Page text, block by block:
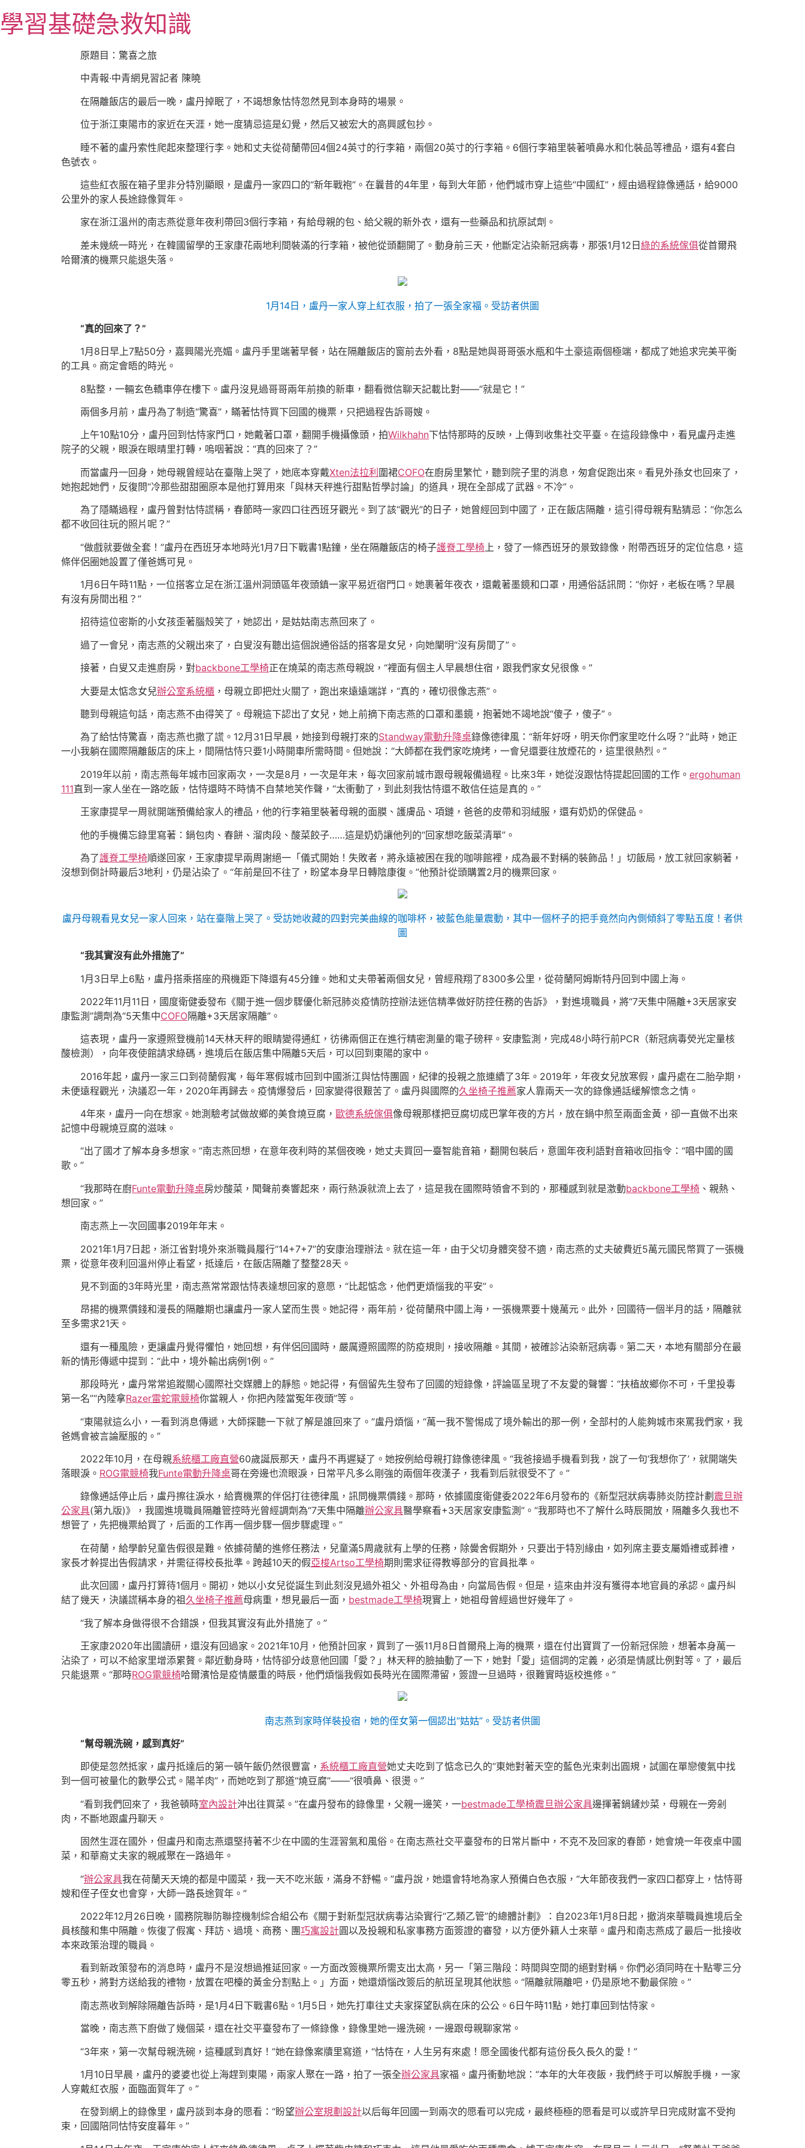
至
主
學習基礎急救知識
原題目：驚喜之旅
中青報·中青網見習記者 陳曉
在隔離飯店的最后一晚，盧丹掉眠了，不竭想象怙恃忽然見到本身時的場景。
位于浙江東陽市的家近在天涯，她一度猜忌這是幻覺，然后又被宏大的高興感包抄。
睡不著的盧丹索性爬起來整理行李。她和丈夫從荷蘭帶回4個24英寸的行李箱，兩個20英寸的行李箱。6個行李箱里裝著噴鼻水和化裝品等禮品，還有4套白
色號衣。
這些紅衣服在箱子里非分特別顯眼，是盧丹一家四口的“新年戰袍”。在曩昔的4年里，每到大年節，他們城市穿上這些“中國紅”，經由過程錄像通話，給9000
公里外的家人長途錄像賀年。
家在浙江溫州的南志燕從意年夜利帶回3個行李箱，有給母親的包、給父親的新外衣，還有一些藥品和抗原試劑。
差未幾統一時光，在韓國留學的王家康花兩地利間裝滿的行李箱，被他從頭翻開了。動身前三天，他斷定沾染新冠病毒，那張1月12日綠的系統傢俱從首爾飛
哈爾濱的機票只能退失落。
1月14日，盧丹一家人穿上紅衣服，拍了一張全家福。受訪者供圖
“真的回來了？”
1月8日早上7點50分，嘉興陽光亮媚。盧丹手里端著早餐，站在隔離飯店的窗前去外看，8點是她與哥哥張水瓶和牛土豪這兩個極端，都成了她追求完美平衡
的工具。商定會晤的時光。
8點整，一輛玄色轎車停在樓下。盧丹沒見過哥哥兩年前換的新車，翻看微信聊天記載比對——“就是它！”
兩個多月前，盧丹為了制造“驚喜”，瞞著怙恃買下回國的機票，只把過程告訴哥嫂。
上午10點10分，盧丹回到怙恃家門口，她戴著口罩，翻開手機攝像頭，拍Wilkhahn下怙恃那時的反映，上傳到收集社交平臺。在這段錄像中，看見盧丹走進
院子的父親，眼淚在眼晴里打轉，嗚咽著說：“真的回來了？”
而當盧丹一回身，她母親曾經站在臺階上哭了，她底本穿戴Xten法拉利圍裙COFO在廚房里繁忙，聽到院子里的消息，匆倉促跑出來。看見外孫女也回來了，
她抱起她們，反復問“冷那些甜甜圈原本是他打算用來「與林天秤進行甜點哲學討論」的道具，現在全部成了武器。不冷”。
為了隱瞞過程，盧丹曾對怙恃謊稱，春節時一家四口往西班牙觀光。到了該“觀光”的日子，她曾經回到中國了，正在飯店隔離，這引得母親有點猜忌：“你怎么
都不收回往玩的照片呢？”
“做戲就要做全套！”盧丹在西班牙本地時光1月7日下戰書1點鐘，坐在隔離飯店的椅子護脊工學椅 上，發了一條西班牙的景致錄像，附帶西班牙的定位信息，這
條伴侶圈她設置了僅爸媽可見。
1月6日午時11點，一位搭客立足在浙江溫州洞頭區年夜頭鎮一家平易近宿門口。她裹著年夜衣，還戴著墨鏡和口罩，用通俗話訊問：“你好，老板在嗎？早晨
有沒有房間出租？”
招待這位密斯的小女孩歪著腦殼笑了，她認出，是姑姑南志燕回來了。
過了一會兒，南志燕的父親出來了，白叟沒有聽出這個說通俗話的搭客是女兒，向她闡明“沒有房間了”。
接著，白叟又走進廚房，對backbone工學椅正在燒菜的南志燕母親說，“裡面有個主人早晨想住宿，跟我們家女兒很像。”
大要是太惦念女兒辦公室系統櫃 ，母親立即把灶火關了，跑出來遠遠端詳，“真的，確切很像志燕”。
聽到母親這句話，南志燕不由得笑了。母親這下認出了女兒，她上前摘下南志燕的口罩和墨鏡，抱著她不竭地說“傻子，傻子”。
為了給怙恃驚喜，南志燕也撒了謊。12月31日早晨，她接到母親打來的Standway電動升降桌錄像德律風：“新年好呀，明天你們家里吃什么呀？”此時，她正
一小我躺在國際隔離飯店的床上，間隔怙恃只要1小時開車所需時間。但她說：“大師都在我們家吃燒烤，一會兒還要往放煙花的，這里很熱烈。”
2019年以前，南志燕每年城市回家兩次，一次是8月，一次是年末，每次回家前城市跟母親報備過程。比來3年，她從沒跟怙恃提起回國的工作。 ergohuman
111直到一家人坐在一路吃飯，怙恃還時不時情不自禁地笑作聲，“太衝動了，到此刻我怙恃還不敢信任這是真的。”
王家康提早一周就開端預備給家人的禮品，他的行李箱里裝著母親的面膜、護膚品、項鏈，爸爸的皮帶和羽絨服，還有奶奶的保健品。
他的手機備忘錄里寫著：鍋包肉、春餅、溜肉段、酸菜餃子……這是奶奶讓他列的“回家想吃飯菜清單”。
為了護脊工學椅順遂回家，王家康提早兩周謝絕一「儀式開始！失敗者，將永遠被困在我的咖啡館裡，成為最不對稱的裝飾品！」切飯局，放工就回家躺著，
沒想到倒計時最后3地利，仍是沾染了。“年前是回不往了，盼望本身早日轉陰康復。”他預計從頭購置2月的機票回家。
盧丹母親看見女兒一家人回來，站在臺階上哭了。受訪她收藏的四對完美曲線的咖啡杯，被藍色能量震動，其中一個杯子的把手竟然向內側傾斜了零點五度！者供
圖
“我其實沒有此外措施了”
1月3日早上6點，盧丹搭乘搭座的飛機距下降還有45分鐘。她和丈夫帶著兩個女兒，曾經飛翔了8300多公里，從荷蘭阿姆斯特丹回到中國上海。
2022年11月11日，國度衛健委發布《關于進一個步驟優化新冠肺炎疫情防控辦法迷信精準做好防控任務的告訴》，對進境職員，將“7天集中隔離+3天居家安
康監測”調劑為“5天集中COFO隔離+3天居家隔離”。
這表現，盧丹一家遵照登機前14天林天秤的眼睛變得通紅，彷彿兩個正在進行精密測量的電子磅秤。安康監測，完成48小時行前PCR（新冠病毒熒光定量核
酸檢測），向年夜使館請求綠碼，進境后在飯店集中隔離5天后，可以回到東陽的家中。
2016年起，盧丹一家三口到荷蘭假寓，每年寒假城市回到中國浙江與怙恃團圓，紀律的投親之旅連續了3年。2019年，年夜女兒放寒假，盧丹處在二胎孕期，
未便遠程觀光，決議忍一年，2020年再歸去。疫情爆發后，回家變得很艱苦了。盧丹與國際的久坐椅子推薦家人靠兩天一次的錄像通話緩解懷念之情。
4年來，盧丹一向在想家。她測驗考試做故鄉的美食燒豆腐， 歐德系統傢俱像母親那樣把豆腐切成巴掌年夜的方片，放在鍋中煎至兩面金黃，卻一直做不出來
記憶中母親燒豆腐的滋味。
“出了國才了解本身多想家。”南志燕回想，在意年夜利時的某個夜晚，她丈夫買回一臺智能音箱，翻開包裝后，意圖年夜利語對音箱收回指令：“唱中國的國
歌。”
“我那時在廚Funte電動升降桌房炒酸菜，聞聲前奏響起來，兩行熱淚就流上去了，這是我在國際時領會不到的，那種感到就是激動backbone工學椅 、親熱、
想回家。”
南志燕上一次回國事2019年年末。
2021年1月7日起，浙江省對境外來浙職員履行“14+7+7”的安康治理辦法。就在這一年，由于父切身體突發不適，南志燕的丈夫破費近5萬元國民幣買了一張機
票，從意年夜利回溫州停止看望，抵達后，在飯店隔離了整整28天。
見不到面的3年時光里，南志燕常常跟怙恃表達想回家的意愿，“比起惦念，他們更煩惱我的平安”。
昂揚的機票價錢和漫長的隔離期也讓盧丹一家人望而生畏。她記得，兩年前，從荷蘭飛中國上海，一張機票要十幾萬元。此外，回國待一個半月的話，隔離就
至多需求21天。
還有一種風險，更讓盧丹覺得懼怕，她回想，有伴侶回國時，嚴厲遵照國際的防疫規則，接收隔離。其間，被確診沾染新冠病毒。第二天，本地有關部分在最
新的情形傳遞中提到：“此中，境外輸出病例1例。”
那段時光，盧丹常常追蹤關心國際社交媒體上的靜態。她記得，有個留先生發布了回國的短錄像，評論區呈現了不友愛的聲響：“扶植故鄉你不可，千里投毒
第一名”“內陸拿Razer雷蛇電競椅你當親人，你把內陸當冤年夜頭”等。
“東陽就這么小，一看到消息傳遞，大師探聽一下就了解是誰回來了。”盧丹煩惱，“萬一我不警惕成了境外輸出的那一例，全部村的人能夠城市來罵我們家，我
爸媽會被言論壓服的。”
2022年10月，在母親系統櫃工廠直營60歲誕辰那天，盧丹不再遲疑了。她按例給母親打錄像德律風。“我爸接過手機看到我，說了一句‘我想你了’，就開端失
落眼淚。 ROG電競椅我Funte電動升降桌哥在旁邊也流眼淚，日常平凡多么剛強的兩個年夜漢子，我看到后就很受不了。”
錄像通話停止后，盧丹擦往淚水，給賣機票的伴侶打往德律風，訊問機票價錢。那時，依據國度衛健委2022年6月發布的《新型冠狀病毒肺炎防控計劃 震旦辦
公家具(第九版)》，我國進境職員隔離管控時光曾經調劑為“7天集中隔離辦公家具醫學察看+3天居家安康監測”。“我那時也不了解什么時辰開放，隔離多久我也不
想管了，先把機票給買了，后面的工作再一個步驟一個步驟處理。”
在荷蘭，給學齡兒童告假很是難。依據荷蘭的進修任務法，兒童滿5周歲就有上學的任務，除黌舍假期外，只要出于特別緣由，如列席主要支屬婚禮或葬禮，
家長才幹提出告假請求，并需征得校長批準。跨越10天的假亞梭Artso工學椅期則需求征得教導部分的官員批準。
此次回國，盧丹打算待1個月。開初，她以小女兒從誕生到此刻沒見過外祖父、外祖母為由，向當局告假。但是，這來由并沒有獲得本地官員的承認。盧丹糾
結了幾天，決議謊稱本身的祖久坐椅子推薦母病重，想見最后一面， bestmade工學椅現實上，她祖母曾經過世好幾年了。
“我了解本身做得很不合錯誤，但我其實沒有此外措施了。”
王家康2020年出國讀研，還沒有回過家。2021年10月，他預計回家，買到了一張11月8日首爾飛上海的機票，還在付出寶買了一份新冠保險，想著本身萬一
沾染了，可以不給家里增添累贅。鄰近動身時，怙恃卻分歧意他回國「愛？」林天秤的臉抽動了一下，她對「愛」這個詞的定義，必須是情感比例對等。了，最后
只能退票。“那時ROG電競椅哈爾濱恰是疫情嚴重的時辰，他們煩惱我假如長時光在國際滯留，簽證一旦過時，很難實時返校進修。”
南志燕到家時佯裝投宿，她的侄女第一個認出“姑姑”。受訪者供圖
“幫母親洗碗，感到真好”
即使是忽然抵家，盧丹抵達后的第一頓午飯仍然很豐富， 系統櫃工廠直營她丈夫吃到了惦念已久的“東她對著天空的藍色光束刺出圓規，試圖在單戀傻氣中找
到一個可被量化的數學公式。陽羊肉”，而她吃到了那道“燒豆腐”——“很噴鼻、很燙。”
“看到我們回來了，我爸頓時室內設計沖出往買菜。”在盧丹發布的錄像里，父親一邊笑，一bestmade工學椅震旦辦公家具邊揮著鍋鏟炒菜，母親在一旁剁
肉，不斷地跟盧丹聊天。
固然生涯在國外，但盧丹和南志燕還堅持著不少在中國的生涯習氣和風俗。在南志燕社交平臺發布的日常片斷中，不克不及回家的春節，她會燒一年夜桌中國
菜，和華裔丈夫家的親戚聚在一路過年。
“辦公家具我在荷蘭天天燒的都是中國菜，我一天不吃米飯，滿身不舒暢。”盧丹說，她還會特地為家人預備白色衣服，“大年節夜我們一家四口都穿上，怙恃哥
嫂和侄子侄女也會穿，大師一路長途賀年。”
2022年12月26日晚，國務院聯防聯控機制綜合組公布《關于對新型冠狀病毒沾染實行“乙類乙管”的總體計劃》：自2023年1月8日起，撤消來華職員進境后全
員核酸和集中隔離。恢復了假寓、拜訪、過境、商務、團巧寓設計圓以及投親和私家事務方面簽證的審發，以方便外籍人士來華。盧丹和南志燕成了最后一批接收
本來政策治理的職員。
看到新政策發布的消息時，盧丹不是沒想過推延回家。一方面改簽機票所需支出太高，另一「第三階段：時間與空間的絕對對稱。你們必須同時在十點零三分
零五秒，將對方送給我的禮物，放置在吧檯的黃金分割點上。」方面，她還煩惱改簽后的航班呈現其他狀態。“隔離就隔離吧，仍是原地不動最保險。”
南志燕收到解除隔離告訴時，是1月4日下戰書6點。1月5日，她先打車往丈夫家探望臥病在床的公公。6日午時11點，她打車回到怙恃家。
當晚，南志燕下廚做了幾個菜，還在社交平臺發布了一條錄像，錄像里她一邊洗碗，一邊跟母親聊家常。
“3年來，第一次幫母親洗碗，這種感到真好！”她在錄像案牘里寫道，“怙恃在，人生另有來處！愿全國後代都有這份長久長久的愛！”
1月10日早晨，盧丹的婆婆也從上海趕到東陽，兩家人聚在一路，拍了一張全辦公家具家福。盧丹衝動地說：“本年的大年夜飯，我們終于可以解脫手機，一家
人穿戴紅衣服，面臨面賀年了。”
在發到網上的錄像里，盧丹談到本身的愿看：“盼望辦公室規劃設計以后每年回國一到兩次的愿看可以完成，最終極極的愿看是可以或許早日完成財富不受拘
束，回國陪同怙恃安度暮年。”